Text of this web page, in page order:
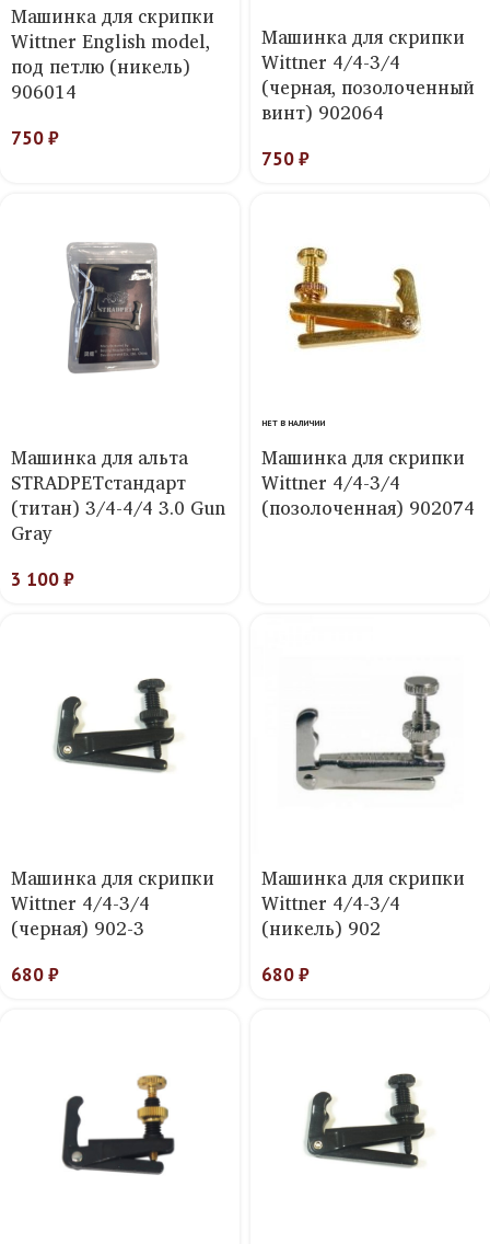
Машинка для скрипки
Wittner English model,
под петлю (никель)
906014
750₽
Машинка для скрипки
Wittner 4/4-3/4
(черная, позолоченный
винт) 902064
750₽
Машинка для альта
STRADPETстандарт
(титан) 3/4-4/4 3.0 Gun
Gray
3 100₽
НЕТ В НАЛИЧИИ
Машинка для скрипки
Wittner 4/4-3/4
(позолоченная) 902074
Машинка для скрипки
Wittner 4/4-3/4
(черная) 902-3
680₽
Машинка для скрипки
Wittner 4/4-3/4
(никель) 902
680₽